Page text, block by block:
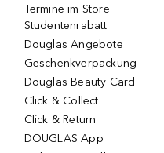
Termine im Store
Studentenrabatt
Douglas Angebote
Geschenkverpackung
Douglas Beauty Card
Click & Collect
Click & Return
DOUGLAS App